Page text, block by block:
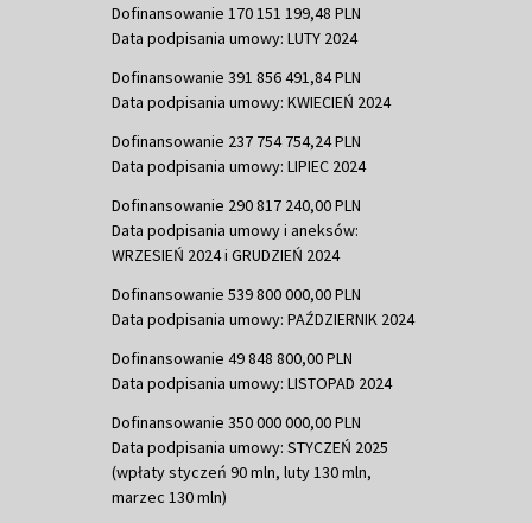
Dofinansowanie 170 151 199,48 PLN
Data podpisania umowy: LUTY 2024
Dofinansowanie 391 856 491,84 PLN
Data podpisania umowy: KWIECIEŃ 2024
Dofinansowanie 237 754 754,24 PLN
Data podpisania umowy: LIPIEC 2024
Dofinansowanie 290 817 240,00 PLN
Data podpisania umowy i aneksów:
WRZESIEŃ 2024 i GRUDZIEŃ 2024
Dofinansowanie 539 800 000,00 PLN
Data podpisania umowy: PAŹDZIERNIK 2024
Dofinansowanie 49 848 800,00 PLN
Data podpisania umowy: LISTOPAD 2024
Dofinansowanie 350 000 000,00 PLN
Data podpisania umowy: STYCZEŃ 2025
(wpłaty styczeń 90 mln, luty 130 mln,
marzec 130 mln)